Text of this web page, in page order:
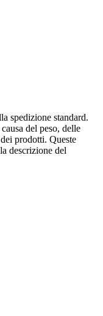
spedizione standard.
del peso, delle
prodotti. Queste
descrizione del